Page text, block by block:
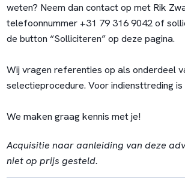
weten? Neem dan contact op met Rik
telefoonnummer +31 79 316 9042 of
de button “Solliciteren” op deze pagina.
Wij vragen referenties op als onderdeel
selectieprocedure. Voor indiensttreding is
We maken graag kennis met je!
Acquisitie naar aanleiding van deze
niet op prijs gesteld.